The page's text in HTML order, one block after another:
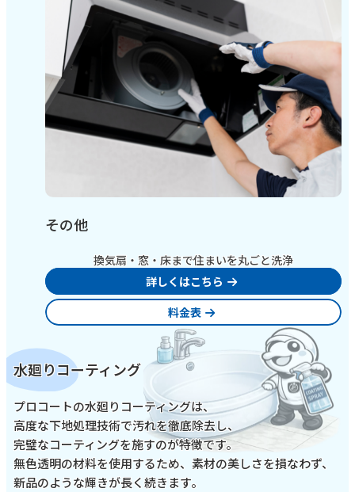
その他
換気扇・窓・床まで住まいを丸ごと洗浄
詳しくはこちら
料金表
水廻りコーティング
プロコートの水廻りコーティングは、
高度な下地処理技術で汚れを徹底除去し、
完璧なコーティングを施すのが特徴です。
無色透明の材料を使用するため、素材の美しさを損なわず、
新品のような輝きが長く続きます。